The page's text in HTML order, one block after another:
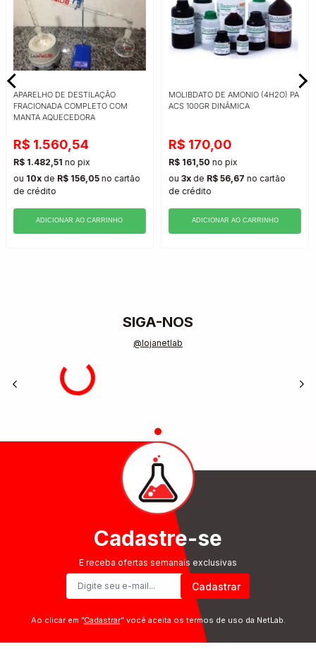
APARELHO DE DESTILAÇÃO
FRACIONADA COMPLETO COM
MANTA AQUECEDORA
R$ 1.560,54
R$ 1.482,51 no pix
ou 10xde R$ 156,05no cartão
de crédito
ADICIONAR AO CARRINHO
MOLIBDATO DE AMONIO (4H2O) PA
ACS 100GR DINÂMICA
R$ 170,00
R$ 161,50 no pix
ou 3x de R$ 56,67 no cartão
de crédito
ADICIONAR AO CARRINHO
SIGA-NOS
@lojanetlab
Cadastre-se
E receba ofertas semanais exclusivas
Cadastrar
Ao clicar em ”Cadastrar” você aceita os termos de uso da NetLab.